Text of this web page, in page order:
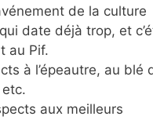
de la culture
date déjà trop, et
au Pif.
à l’épeautre, au blé
aux meilleurs